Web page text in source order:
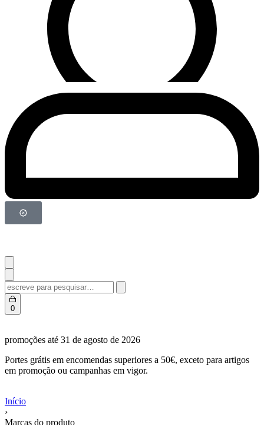
0
promoções até 31 de agosto de 2026
Portes grátis em encomendas superiores a 50€, exceto para artigos
em promoção ou campanhas em vigor.
Início
›
Marcas do produto